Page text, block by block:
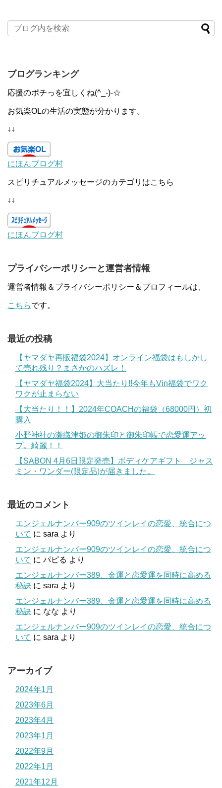
ブログランキング
応援のポチっを宜しくね(^_-)-☆
お気楽OLの生活の実態が分かります。
↓↓
にほんブログ村
スピリチュアルメッセージのカテゴリはこちら
↓↓
にほんブログ村
プライバシーポリシーと運営者情報
運営者情報＆プライバシーポリシー＆プロフィールは、
こちらです。
最近の投稿
【ヤマダヤ再販福袋2024】オンライン福袋はもしかし
て売れ残り？まさかのハズレ！
【ヤマダヤ福袋2024】大当たり!!今年もVin福袋でワク
ワクが止まらない
【大当たり！！】2024年COACHの福袋（68000円）初
購入
小野神社の瀬織津姫の御朱印と御朱印帳で恋愛運アッ
プ。綺麗！！
【SABON 4月6日限定発売】ボディケアギフト ジャス
ミン・ワンダー(限定品)が届きました。
最近のコメント
エンジェルナンバー909のツインレイの恋愛、統合につ
いて に sara より
エンジェルナンバー909のツインレイの恋愛、統合につ
いて に パピる より
エンジェルナンバー389、金運と恋愛運を同時に高める
秘訣 に sara より
エンジェルナンバー389、金運と恋愛運を同時に高める
秘訣 に なな より
エンジェルナンバー909のツインレイの恋愛、統合につ
いて に sara より
アーカイブ
2024年1月
2023年6月
2023年4月
2023年1月
2022年9月
2022年1月
2021年12月